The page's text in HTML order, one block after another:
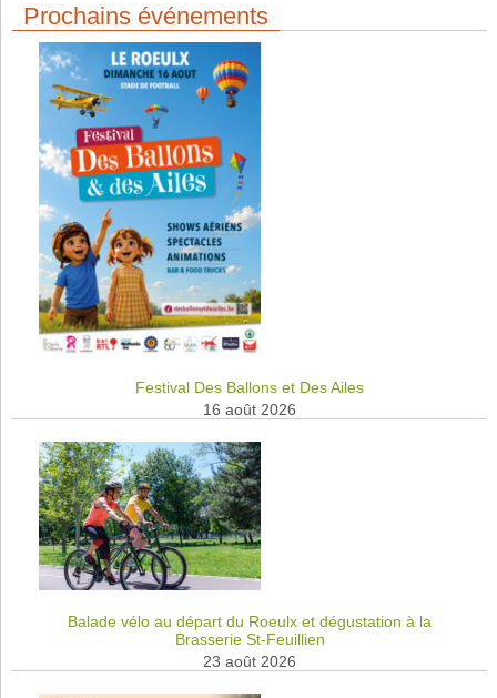
Prochains événements
Festival Des Ballons et Des Ailes
16 août 2026
Balade vélo au départ du Roeulx et dégustation à la
Brasserie St-Feuillien
23 août 2026